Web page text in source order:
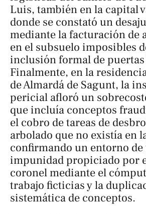
Luis, también en la capital
donde se constató un
mediante la facturación de
en el subsuelo imposibles
inclusión formal de
Finalmente, en la
de Almardá de Sagunt, la
pericial afloró un
que incluía conceptos
el cobro de tareas de
arbolado que no existía en
confirmando un entorno de
impunidad propiciado por
coronel mediante el
trabajo ficticias y la
sistemática de conceptos.